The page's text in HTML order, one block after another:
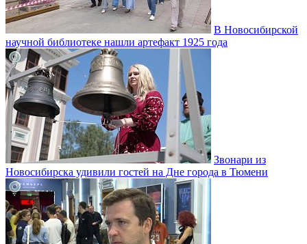
В Новосибирской
научной библиотеке нашли артефакт 1925 года
Звонари из
Новосибирска удивили гостей на Дне города в Тюмени